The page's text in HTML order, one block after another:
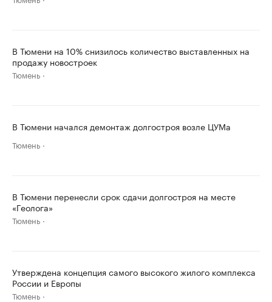
В Тюмени на 10% снизилось количество выставленных на
продажу новостроек
Тюмень
В Тюмени начался демонтаж долгостроя возле ЦУМа
Тюмень
В Тюмени перенесли срок сдачи долгостроя на месте
«Геолога»
Тюмень
Утверждена концепция самого высокого жилого комплекса
России и Европы
Тюмень